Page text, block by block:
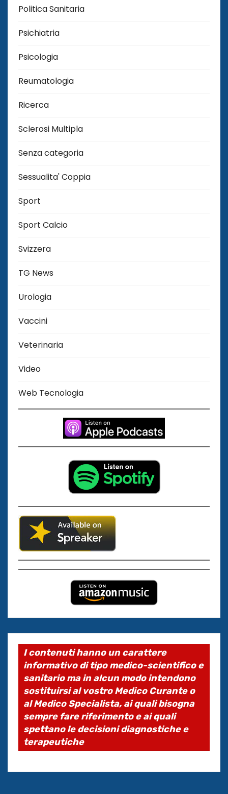
Politica Sanitaria
Psichiatria
Psicologia
Reumatologia
Ricerca
Sclerosi Multipla
Senza categoria
Sessualita' Coppia
Sport
Sport Calcio
Svizzera
TG News
Urologia
Vaccini
Veterinaria
Video
Web Tecnologia
I contenuti hanno un carattere
informativo di tipo medico-scientifico e
sanitario ma in alcun modo intendono
sostituirsi al vostro Medico Curante o
al Medico Specialista, ai quali bisogna
sempre fare riferimento e ai quali
spettano le decisioni diagnostiche e
terapeutiche